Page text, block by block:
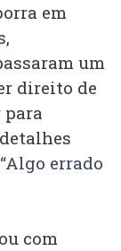
em
um
direito de
para
“Algo errado
com